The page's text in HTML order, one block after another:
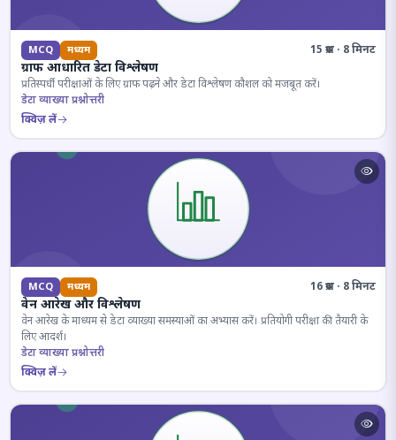
MCQ मध्यम 15 प्रश्न · 8 मिनट
ग्राफ आधारित डेटा विश्लेषण
प्रतिस्पर्धी परीक्षाओं के लिए ग्राफ पढ़ने और डेटा विश्लेषण कौशल को मजबूत करें।
डेटा व्याख्या प्रश्नोत्तरी
क्विज़ लें
MCQ मध्यम 16 प्रश्न · 8 मिनट
वेन आरेख और विश्लेषण
वेन आरेख के माध्यम से डेटा व्याख्या समस्याओं का अभ्यास करें। प्रतियोगी परीक्षा की तैयारी के
लिए आदर्श।
डेटा व्याख्या प्रश्नोत्तरी
क्विज़ लें